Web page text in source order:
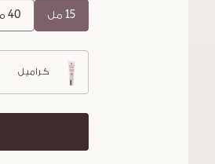
15 مل 40 مل
كراميل